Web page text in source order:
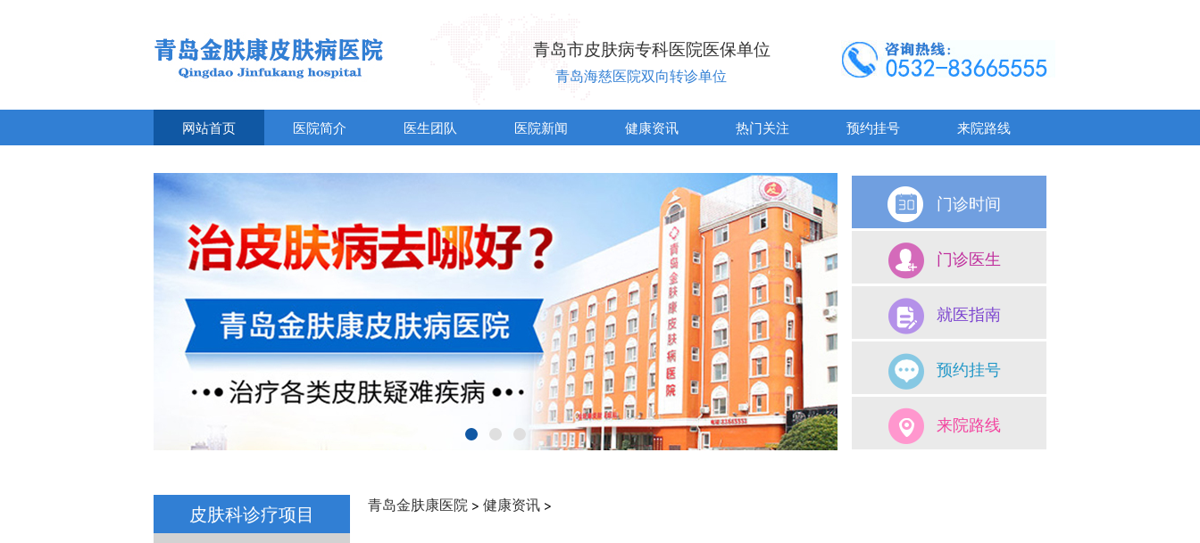
青岛市皮肤病专科医院医保单位
青岛海慈医院双向转诊单位
网站首页 医院简介 医生团队 医院新闻 健康资讯 热门关注 预约挂号 来院路线
门诊时间
门诊医生
就医指南
预约挂号
来院路线
皮肤科诊疗项目 青岛金肤康医院 > 健康资讯 >